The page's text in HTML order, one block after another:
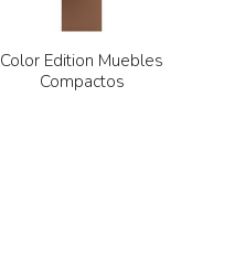
Color Edition Muebles
Compactos